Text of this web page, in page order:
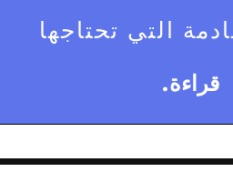
التي تحتاجها
قراءة.